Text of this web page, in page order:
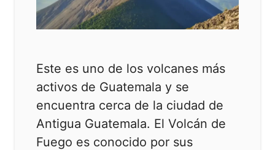
Este es uno de los volcanes más
activos de Guatemala y se
encuentra cerca de la ciudad de
Antigua Guatemala. El Volcán de
Fuego es conocido por sus